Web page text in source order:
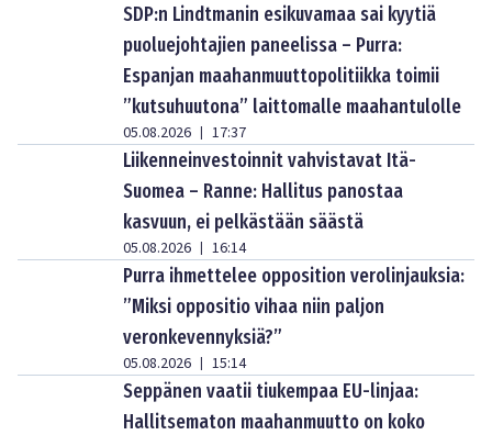
SDP:n Lindtmanin esikuvamaa sai kyytiä
puoluejohtajien paneelissa – Purra:
Espanjan maahanmuuttopolitiikka toimii
”kutsuhuutona” laittomalle maahantulolle
05.08.2026 | 17:37
Liikenneinvestoinnit vahvistavat Itä-
Suomea – Ranne: Hallitus panostaa
kasvuun, ei pelkästään säästä
05.08.2026 | 16:14
Purra ihmettelee opposition verolinjauksia:
”Miksi oppositio vihaa niin paljon
veronkevennyksiä?”
05.08.2026 | 15:14
Seppänen vaatii tiukempaa EU-linjaa:
Hallitsematon maahanmuutto on koko